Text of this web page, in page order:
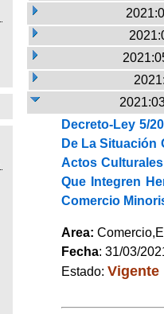
Decreto-Ley 5/
De La Situación
Actos
Que Integren
Comercio
Area:
Fecha: 31/03/
Estado: Vigente